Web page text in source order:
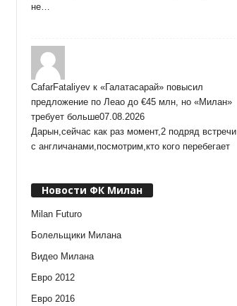
не…
CafarFataliyevк «Галатасарай» повысил
предложение по Леао до €45 млн, но «Милан»
требует больше07.08.2026
Дарын,сейчас как раз момент,2 подряд встречи
с англичанами,посмотрим,кто кого перебегает
Новости ФК Милан
Milan Futuro
Болельщики Милана
Видео Милана
Евро 2012
Евро 2016